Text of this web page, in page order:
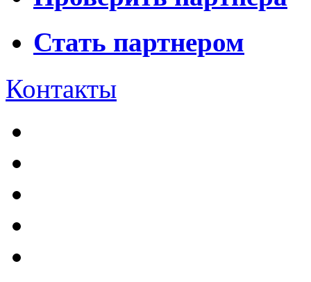
Стать партнером
Контакты